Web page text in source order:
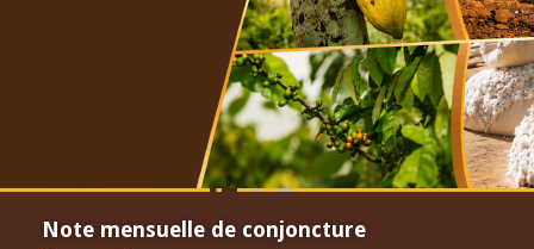
Note mensuelle de conjoncture